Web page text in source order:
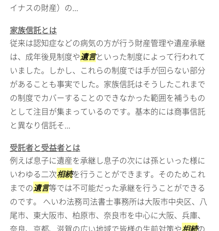
イナスの財産）の...
家族信託とは
従来は認知症などの病気の方が行う財産管理や遺産承継
は、成年後見制度や遺言といった制度によって行われて
いました。しかし、これらの制度では手が回らない部分
があることも事実でした。家族信託はそうしたこれまで
の制度でカバーすることのできなかった範囲を補うもの
として注目が集まっているのです。基本的には商事信託
と異なり信託そ...
受託者と受益者とは
例えば息子に遺産を承継し息子の次には孫といった様に
いわゆる二次相続を行うことができます。そのためこれ
までの遺言等では不可能だった承継を行うことができる
のです。 へいわ法務司法書士事務所は大阪市中央区、八
尾市、東大阪市、柏原市、奈良市を中心に大阪、兵庫、
奈良、京都、滋賀の広い地域で皆様の生前対策や相続の